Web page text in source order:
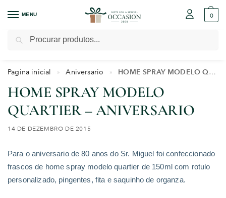
MENU 0
Pagina inicial » Aniversario » HOME SPRAY MODELO QUARTIER – ANIVERSARIO
HOME SPRAY MODELO
QUARTIER – ANIVERSARIO
14 DE DEZEMBRO DE 2015
Para o aniversario de 80 anos do Sr. Miguel foi confeccionado
frascos de home spray modelo quartier de 150ml com rotulo
personalizado, pingentes, fita e saquinho de organza.